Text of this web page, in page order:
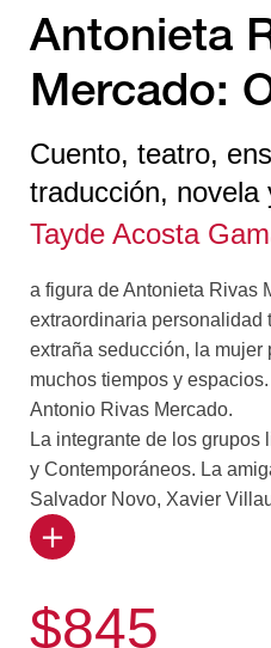
Antonieta
Mercado:
Cuento, teatro,
traducción, novela
Tayde Acosta
a figura de Antonieta Rivas
extraordinaria personalidad
extraña seducción, la
muchos tiempos y
Antonio Rivas Mercado.
La integrante de los grupos
y Contemporáneos. La
Salvador Novo, Xavier
to Owen, Federico García
Arturo Pani, Mariano
sentimental de José
$845